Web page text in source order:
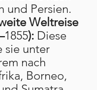
und Persien.
Weltreise
1855): Diese
sie unter
nach
Borneo,